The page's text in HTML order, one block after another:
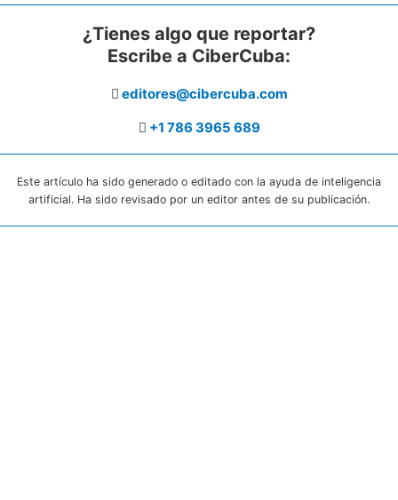
¿Tienes algo que reportar?
Escribe a CiberCuba:
editores@cibercuba.com
+1 786 3965 689
Este artículo ha sido generado o editado con la ayuda de inteligencia
artificial. Ha sido revisado por un editor antes de su publicación.